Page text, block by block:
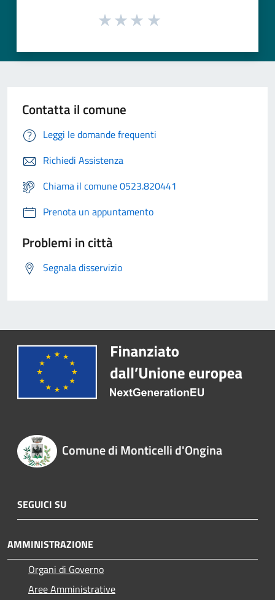
Contatta il comune
Leggi le domande frequenti
Richiedi Assistenza
Chiama il comune 0523.820441
Prenota un appuntamento
Problemi in città
Segnala disservizio
Comune di Monticelli d'Ongina
SEGUICI SU
AMMINISTRAZIONE
Organi di Governo
Aree Amministrative